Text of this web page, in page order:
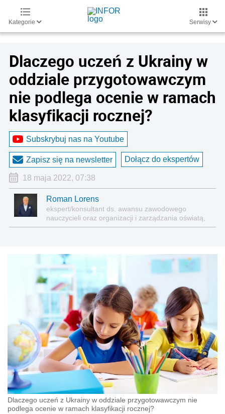
Kategorie Serwisy
Dlaczego uczeń z Ukrainy w
oddziale przygotowawczym
nie podlega ocenie w ramach
klasyfikacji rocznej?
Subskrybuj nas na Youtube
Zapisz się na newsletter Dołącz do ekspertów
18 maja 2022, 07:38
Roman Lorens
ekspert/konsultant ds. awansu zawodowego
nauczycieli oraz organizacji i zarządzania oświatą,
lider i koordynator doskonalenia zawodowego
Dlaczego uczeń z Ukrainy w oddziale przygotowawczym nie
podlega ocenie w ramach klasyfikacji rocznej?